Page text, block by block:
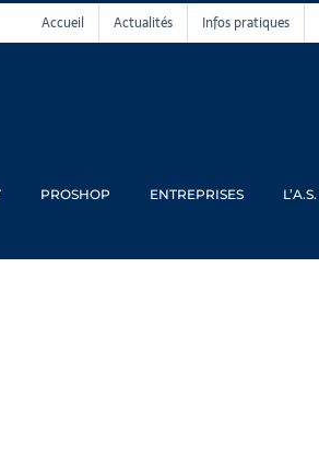
Accueil Actualités Infos pratiques
PROSHOP ENTREPRISES L’A.S.